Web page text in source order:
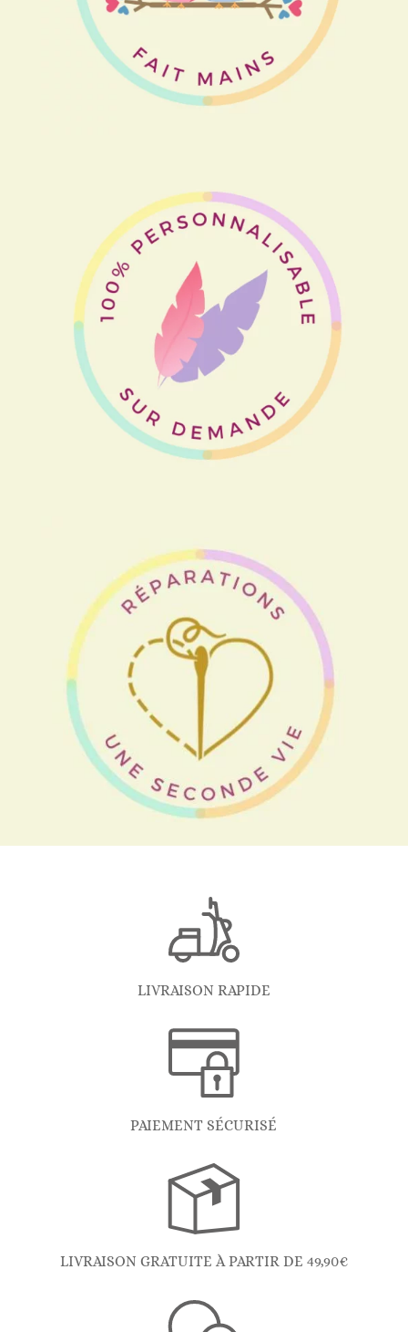
LIVRAISON RAPIDE
PAIEMENT SÉCURISÉ
LIVRAISON GRATUITE À PARTIR DE 49,90€